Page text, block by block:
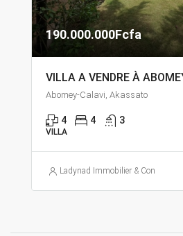
190.000.000Fcfa
Abomey-Calavi, Akassato
4 4 3
VILLA
Ladynad Immobilier & Construction